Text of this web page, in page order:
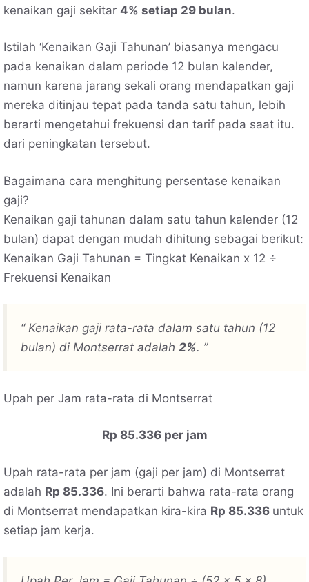
kenaikan gaji sekitar 4% setiap 29 bulan.
Istilah ‘Kenaikan Gaji Tahunan’ biasanya mengacu
pada kenaikan dalam periode 12 bulan kalender,
namun karena jarang sekali orang mendapatkan gaji
mereka ditinjau tepat pada tanda satu tahun, lebih
berarti mengetahui frekuensi dan tarif pada saat itu.
dari peningkatan tersebut.
Bagaimana cara menghitung persentase kenaikan
gaji?
Kenaikan gaji tahunan dalam satu tahun kalender (12
bulan) dapat dengan mudah dihitung sebagai berikut:
Kenaikan Gaji Tahunan = Tingkat Kenaikan x 12 ÷
Frekuensi Kenaikan
“ Kenaikan gaji rata-rata dalam satu tahun (12
bulan) di Montserrat adalah 2%. ”
Upah per Jam rata-rata di Montserrat
Rp 85.336 per jam
Upah rata-rata per jam (gaji per jam) di Montserrat
adalah Rp 85.336. Ini berarti bahwa rata-rata orang
di Montserrat mendapatkan kira-kira Rp 85.336 untuk
setiap jam kerja.